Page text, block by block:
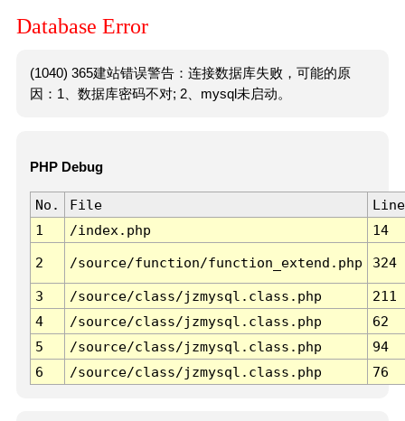
Database Error
(1040) 365建站错误警告：连接数据库失败，可能的原
因：1、数据库密码不对; 2、mysql未启动。
PHP Debug
No. File
Line
1
/index.php 14
2 /source/function/function_extend.php 324
3 /source/class/jzmysql.class.php
211
4
/source/class/jzmysql.class.php
62
5
/source/class/jzmysql.class.php
94
6
/source/class/jzmysql.class.php 76